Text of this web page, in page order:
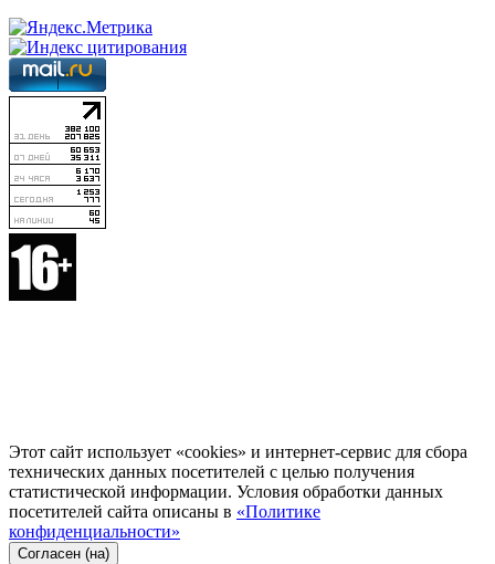
Этот сайт использует «cookies» и интернет-сервис для сбора
технических данных посетителей с целью получения
статистической информации. Условия обработки данных
посетителей сайта описаны в «Политике
конфиденциальности»
Согласен (на)